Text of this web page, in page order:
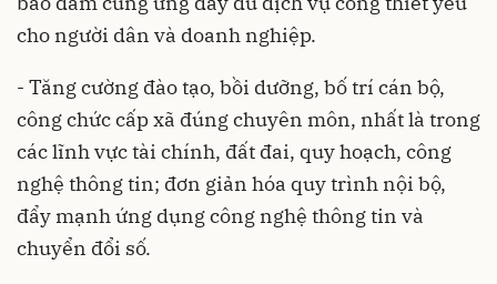
cho người dân và doanh nghiệp.
- Tăng cường đào tạo, bồi dưỡng, bố trí cán bộ,
công chức cấp xã đúng chuyên môn, nhất là trong
các lĩnh vực tài chính, đất đai, quy hoạch, công
nghệ thông tin; đơn giản hóa quy trình nội bộ,
đẩy mạnh ứng dụng công nghệ thông tin và
chuyển đổi số.